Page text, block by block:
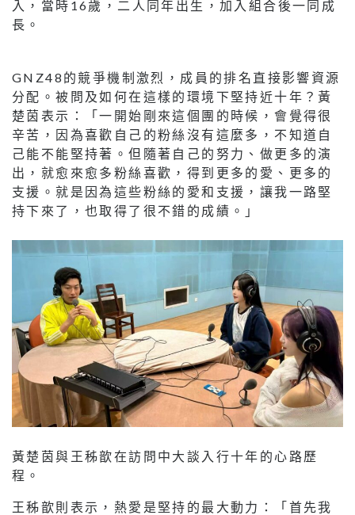
入，當時16歲，二人同年出生，加入組合後一同成
長。
GNZ48的競爭機制激烈，成員的排名直接影響資源
分配。被問及如何在這樣的環境下堅持近十年？黃
楚茵表示：「一開始剛來這個團的時候，會覺得很
辛苦，因為喜歡自己的粉絲沒有這麼多，不知道自
己能不能堅持著。但隨著自己的努力、做更多的演
出，就愈來愈多粉絲喜歡，得到更多的愛、更多的
支援。就是因為這些粉絲的愛和支援，讓我一路堅
持下來了，也取得了很不錯的成績。」
黃楚茵與王秭歆在訪問中大談入行十年的心路歷
程。
王秭歆則表示，熱愛是堅持的最大動力：「首先我